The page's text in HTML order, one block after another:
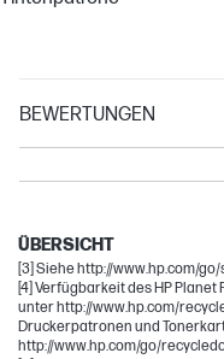
BEWERTUNGEN
OfficeJet
Envy
ÜBERSICHT
[3] Siehe http://www.hp.com/
[4] Verfügbarkeit des HP
unter http://www.hp.com/
Druckerpatronen und
http://www.hp.com/go/